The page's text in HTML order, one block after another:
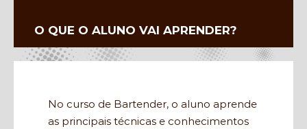
O QUE O ALUNO VAI APRENDER?
No curso de Bartender, o aluno aprende
as principais técnicas e conhecimentos